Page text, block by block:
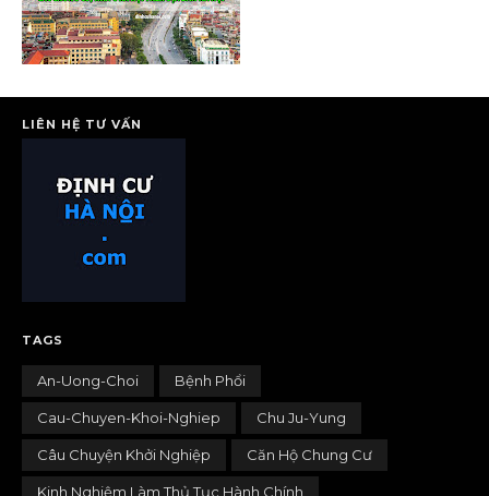
LIÊN HỆ TƯ VẤN
TAGS
An-Uong-Choi Bệnh Phổi
Cau-Chuyen-Khoi-Nghiep Chu Ju-Yung
Câu Chuyện Khởi Nghiệp Căn Hộ Chung Cư
Kinh Nghiệm Làm Thủ Tục Hành Chính